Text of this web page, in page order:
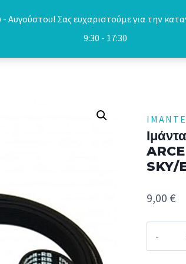
Σας ευχαριστούμε για την
9:30 - 17:30
SKY/
9,00€